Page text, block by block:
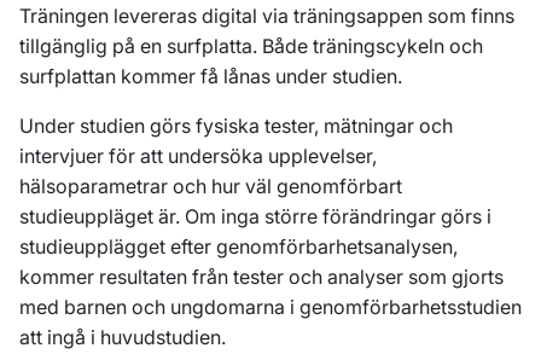
Träningen levereras digital via träningsappen som finns
tillgänglig på en surfplatta. Både träningscykeln och
surfplattan kommer få lånas under studien.
Under studien görs fysiska tester, mätningar och
intervjuer för att undersöka upplevelser,
hälsoparametrar och hur väl genomförbart
studieuppläget är. Om inga större förändringar görs i
studieupplägget efter genomförbarhetsanalysen,
kommer resultaten från tester och analyser som gjorts
med barnen och ungdomarna i genomförbarhetsstudien
att ingå i huvudstudien.